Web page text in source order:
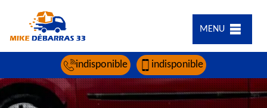
MENU
indisponible indisponible